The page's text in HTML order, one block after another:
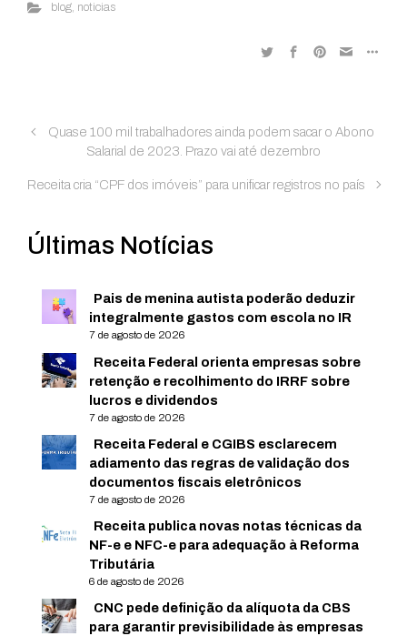
blog, noticias
Quase 100 mil trabalhadores ainda podem sacar o Abono
Salarial de 2023. Prazo vai até dezembro
Receita cria “CPF dos imóveis” para unificar registros no país
Últimas Notícias
Pais de menina autista poderão deduzir
integralmente gastos com escola no IR
7 de agosto de 2026
Receita Federal orienta empresas sobre
retenção e recolhimento do IRRF sobre
lucros e dividendos
7 de agosto de 2026
Receita Federal e CGIBS esclarecem
adiamento das regras de validação dos
documentos fiscais eletrônicos
7 de agosto de 2026
Receita publica novas notas técnicas da
NF-e e NFC-e para adequação à Reforma
Tributária
6 de agosto de 2026
CNC pede definição da alíquota da CBS
para garantir previsibilidade às empresas